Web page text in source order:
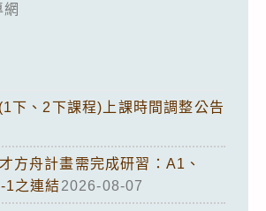
網
下、2下課程)上課時間調整公告
方舟計畫需完成研習：A1、
1之連結2026-08-07